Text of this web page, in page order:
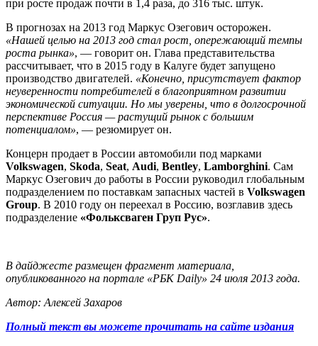
при росте продаж почти в 1,4 раза, до 316 тыс. штук.
В прогнозах на 2013 год Маркус Озегович осторожен.
«Нашей целью на 2013 год стал рост, опережающий темпы
роста рынка», — говорит он. Глава представительства
рассчитывает, что в 2015 году в Калуге будет запущено
производство двигателей. «Конечно, присутствует фактор
неуверенности потребителей в благоприятном развитии
экономической ситуации. Но мы уверены, что в долгосрочной
перспективе Россия — растущий рынок с большим
потенциалом», — резюмирует он.
Концерн продает в России автомобили под марками
Volkswagen, Skoda, Seat, Audi, Bentley, Lamborghini. Сам
Маркус Озегович до работы в России руководил глобальным
подразделением по поставкам запасных частей в Volkswagen
Group. В 2010 году он переехал в Россию, возглавив здесь
подразделение «Фольксваген Груп Рус».
В дайджесте размещен фрагмент материала,
опубликованного на портале «РБК Daily» 24 июля 2013 года.
Автор: Алексей Захаров
Полный текст вы можете прочитать на сайте издания